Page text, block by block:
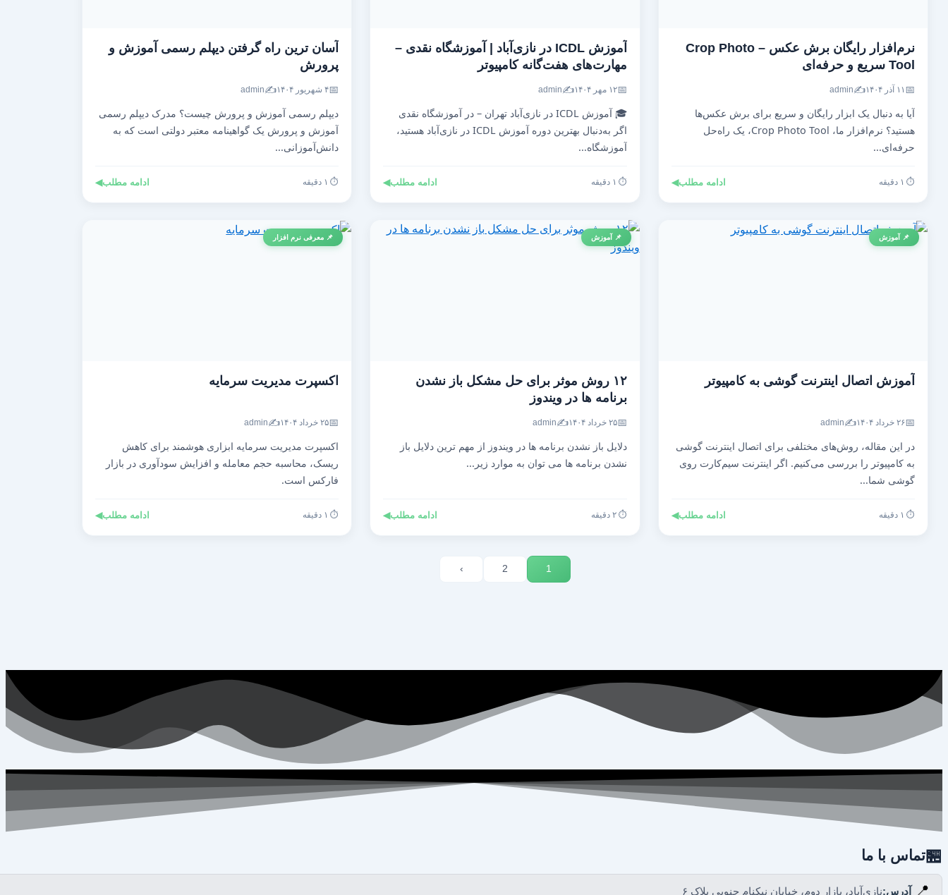
نرم‌افزار رایگان برش عکس – Crop Photo
Tool سریع و حرفه‌ای
📅 ۱۱ آذر ۱۴۰۴ ✍️
admin
آیا به دنبال یک ابزار رایگان و سریع برای برش عکس‌ها
هستید؟ نرم‌افزار ما، Crop Photo Tool، یک راه‌حل
حرفه‌ای...
⏱️ ۱ دقیقه ادامه مطلب◀
آموزش ICDL در نازی‌آباد | آموزشگاه نقدی –
مهارت‌های هفت‌گانه کامپیوتر
📅۱۲ مهر ۱۴۰۴ ✍️
admin
🎓 آموزش ICDL در نازی‌آباد تهران – در آموزشگاه نقدی
اگر به‌دنبال بهترین دوره آموزش ICDL در نازی‌آباد هستید،
آموزشگاه...
⏱️ ۱ دقیقه ادامه مطلب◀
آسان ترین راه گرفتن دیپلم رسمی آموزش و
پرورش
📅۴ شهریور ۱۴۰۴ ✍️
admin
دیپلم رسمی آموزش و پرورش چیست؟ مدرک دیپلم رسمی
آموزش و پرورش یک گواهینامه معتبر دولتی است که به
دانش‌آموزانی...
⏱️ ۱ دقیقه ادامه مطلب◀
📌 آموزش
آموزش اتصال اینترنت گوشی به کامپیوتر
📅۲۶ خرداد ۱۴۰۴ ✍️
admin
در این مقاله، روش‌های مختلفی برای اتصال اینترنت گوشی
به کامپیوتر را بررسی می‌کنیم. اگر اینترنت سیم‌کارت روی
گوشی شما...
⏱️ ۱ دقیقه ادامه مطلب◀
📌 آموزش
۱۲ روش موثر برای حل مشکل باز نشدن
برنامه ها در ویندوز
📅۲۵ خرداد ۱۴۰۴ ✍️
admin
دلایل باز نشدن برنامه ها در ویندوز از مهم ترین دلایل باز
نشدن برنامه ها می توان به موارد زیر...
⏱️ ۲ دقیقه ادامه مطلب◀
📌 معرفی نرم افزار
اکسپرت مدیریت سرمایه
📅۲۵ خرداد ۱۴۰۴ ✍️
admin
اکسپرت مدیریت سرمایه ابزاری هوشمند برای کاهش
ریسک، محاسبه حجم معامله و افزایش سودآوری در بازار
فارکس است.
⏱️ ۱ دقیقه ادامه مطلب◀
1
2
›
🏪تماس با ما
📍 آدرس:نازی‌آباد، بازار دوم، خیابان نیکنام جنوبی پلاک ۶